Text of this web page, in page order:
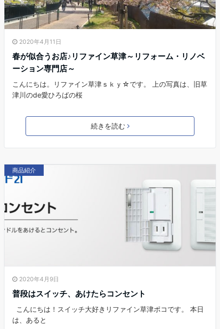
2020年4月11日
春が似合うお店♪リファイン草津～リフォーム・リノベ
ーション専門店～
こんにちは。リファイン草津ｓｋｙ☆です。 上の写真は、旧草
津川のde愛ひろばの桜
続きを読む
商品紹介
2020年4月9日
普段はスイッチ、あけたらコンセント
こんにちは！スイッチ大好きリファイン草津ポコです。 本日
は、あると